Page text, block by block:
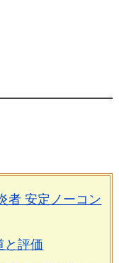
者 安定ノーコン
と評価